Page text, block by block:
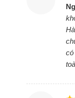
Quạt tản
mát linh kiện
thọ của bếp.
được nhập
sản xuất.
có